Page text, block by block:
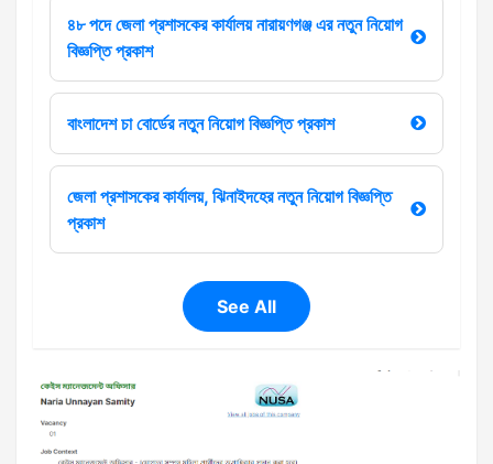
৪৮ পদে জেলা প্রশাসকের কার্যালয় নারায়ণগঞ্জ এর নতুন নিয়োগ
বিজ্ঞপ্তি প্রকাশ
বাংলাদেশ চা বোর্ডের নতুন নিয়োগ বিজ্ঞপ্তি প্রকাশ
জেলা প্রশাসকের কার্যালয়, ঝিনাইদহের নতুন নিয়োগ বিজ্ঞপ্তি
প্রকাশ
See All